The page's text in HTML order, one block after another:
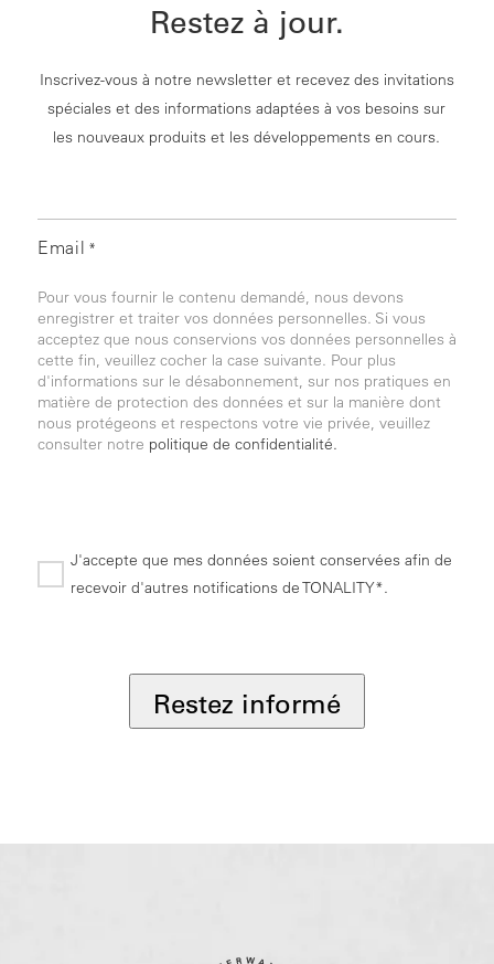
Restez à jour.
Inscrivez-vous à notre newsletter et recevez des invitations
spéciales et des informations adaptées à vos besoins sur
les nouveaux produits et les développements en cours.
Email *
Pour vous fournir le contenu demandé, nous devons
enregistrer et traiter vos données personnelles. Si vous
acceptez que nous conservions vos données personnelles à
cette fin, veuillez cocher la case suivante. Pour plus
d'informations sur le désabonnement, sur nos pratiques en
matière de protection des données et sur la manière dont
nous protégeons et respectons votre vie privée, veuillez
consulter notre politique de confidentialité.
J'accepte que mes données soient conservées afin de
recevoir d'autres notifications de TONALITY*.
Restez informé